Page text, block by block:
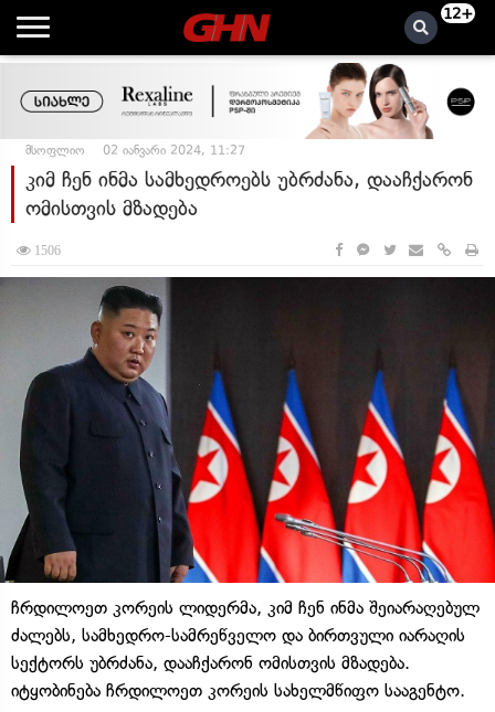
12+
მსოფლიო 02 იანვარი 2024, 11:27
კიმ ჩენ ინმა სამხედროებს უბრძანა, დააჩქარონ
ომისთვის მზადება
1506
ჩრდილოეთ კორეის ლიდერმა, კიმ ჩენ ინმა შეიარაღებულ
ძალებს, სამხედრო-სამრეწველო და ბირთვული იარაღის
სექტორს უბრძანა, დააჩქარონ ომისთვის მზადება.
იტყობინება ჩრდილოეთ კორეის სახელმწიფო სააგენტო.